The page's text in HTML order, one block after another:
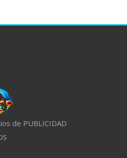
de PUBLICIDAD